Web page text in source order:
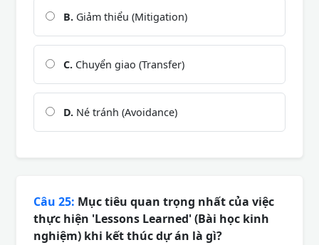
B. Giảm thiểu (Mitigation)
C. Chuyển giao (Transfer)
D. Né tránh (Avoidance)
Câu 25: Mục tiêu quan trọng nhất của việc
thực hiện 'Lessons Learned' (Bài học kinh
nghiệm) khi kết thúc dự án là gì?